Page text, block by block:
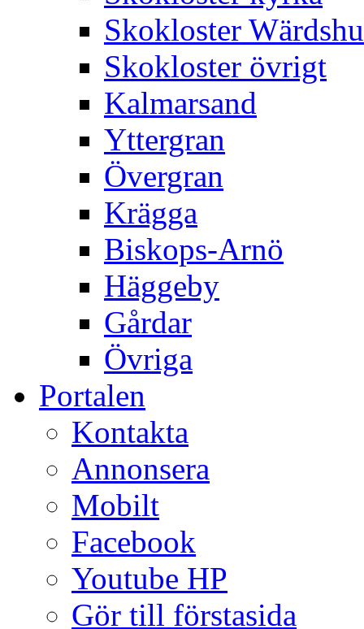
Skokloster
Skokloster övrigt
Kalmarsand
Yttergran
Övergran
Krägga
Biskops-Arnö
Häggeby
Gårdar
Övriga
Portalen
Kontakta
Annonsera
Mobilt
Facebook
Youtube HP
Gör till förstasida